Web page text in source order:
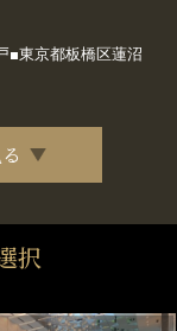
■東京都板橋区蓮沼
択